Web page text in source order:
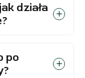
działa
po